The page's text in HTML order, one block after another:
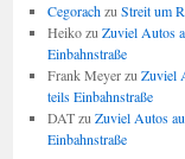
Cegorachzu Streit um
Heikozu Zuviel Autos
Einbahnstraße
Frank Meyerzu Zuviel
teils Einbahnstraße
DATzu Zuviel Autos
Einbahnstraße